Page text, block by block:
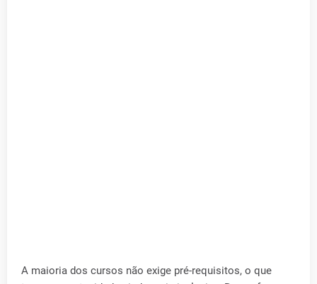
A maioria dos cursos não exige pré-requisitos, o que